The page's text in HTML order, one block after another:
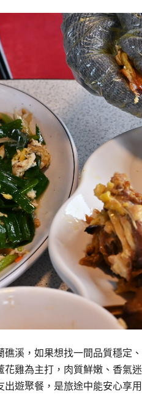
礁溪，如果想找一間品質穩定
花雞為主打，肉質鮮嫩、香氣
出遊聚餐，是旅途中能安心享